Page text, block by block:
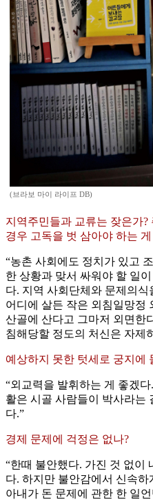
(브라보 마이 라이프 DB)
지역주민들과 교류는 잦은가
경우 고독을 벗 삼아야 하는
“농촌 사회에도 정치가 있고
한 상황과 맞서 싸워야 할 일
다. 지역 사회단체와 문제의
어디에 살든 작은 외침일망정
산골에 산다고 그마저 외면한
침해당할 정도의 처신은 자제
예상하지 못한 텃세로 궁지에
“외교력을 발휘하는 게 좋겠
활은 시골 사람들이 박사라는
다.”
경제 문제에 걱정은 없나?
“한때 불안했다. 가진 것 없이
다. 하지만 불안감에서 신속
아내가 돈 문제에 관한 한 일